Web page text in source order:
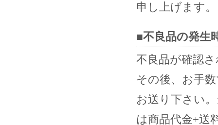
申し上げます。
■不良品の発生
不良品が確認
その後、お手
お送り下さい
は商品代金+送